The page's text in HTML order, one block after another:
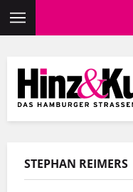
Inhalt
STEPHAN REIMERS